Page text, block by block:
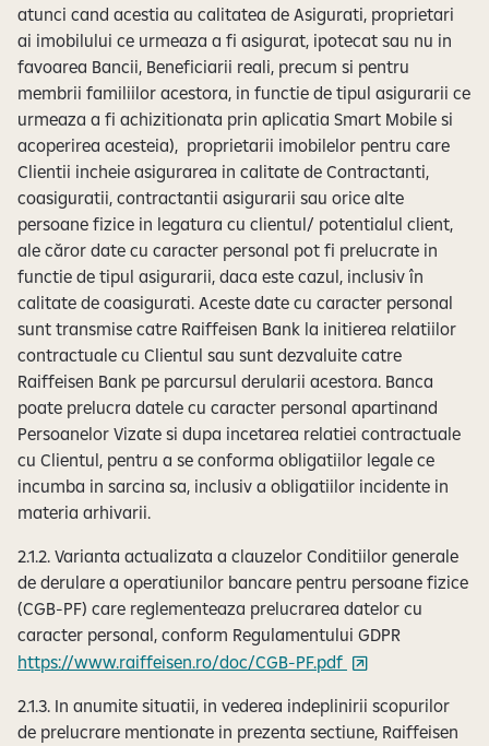
atunci cand acestia au calitatea de Asigurati, proprietari
ai imobilului ce urmeaza a fi asigurat, ipotecat sau nu in
favoarea Bancii, Beneficiarii reali, precum si pentru
membrii familiilor acestora, in functie de tipul asigurarii ce
urmeaza a fi achizitionata prin aplicatia Smart Mobile si
acoperirea acesteia), proprietarii imobilelor pentru care
Clientii incheie asigurarea in calitate de Contractanti,
coasiguratii, contractantii asigurarii sau orice alte
persoane fizice in legatura cu clientul/ potentialul client,
ale căror date cu caracter personal pot fi prelucrate in
functie de tipul asigurarii, daca este cazul, inclusiv în
calitate de coasigurati. Aceste date cu caracter personal
sunt transmise catre Raiffeisen Bank la initierea relatiilor
contractuale cu Clientul sau sunt dezvaluite catre
Raiffeisen Bank pe parcursul derularii acestora. Banca
poate prelucra datele cu caracter personal apartinand
Persoanelor Vizate si dupa incetarea relatiei contractuale
cu Clientul, pentru a se conforma obligatiilor legale ce
incumba in sarcina sa, inclusiv a obligatiilor incidente in
materia arhivarii.
2.1.2. Varianta actualizata a clauzelor Conditiilor generale
de derulare a operatiunilor bancare pentru persoane fizice
(CGB-PF) care reglementeaza prelucrarea datelor cu
caracter personal, conform Regulamentului GDPR
https://www.raiffeisen.ro/doc/CGB-PF.pdf
2.1.3. In anumite situatii, in vederea indeplinirii scopurilor
de prelucrare mentionate in prezenta sectiune, Raiffeisen